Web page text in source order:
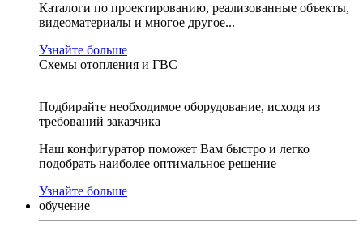
Каталоги по проектированию, реализованные объекты,
видеоматериалы и многое другое...
Узнайте больше
Схемы отопления и ГВС
Подбирайте необходимое оборудование, исходя из
требований заказчика
Наш конфигуратор поможет Вам быстро и легко
подобрать наиболее оптимальное решение
Узнайте больше
обучение